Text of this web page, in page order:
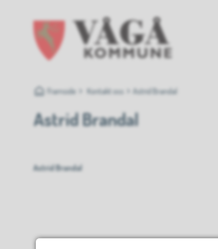
Du er her:Framside Kontakt oss Astrid Brandal
Astrid Brandal
Astrid Brandal